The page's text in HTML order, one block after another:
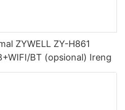
ZYWELL ZY-H861
BT (opsional) Ireng